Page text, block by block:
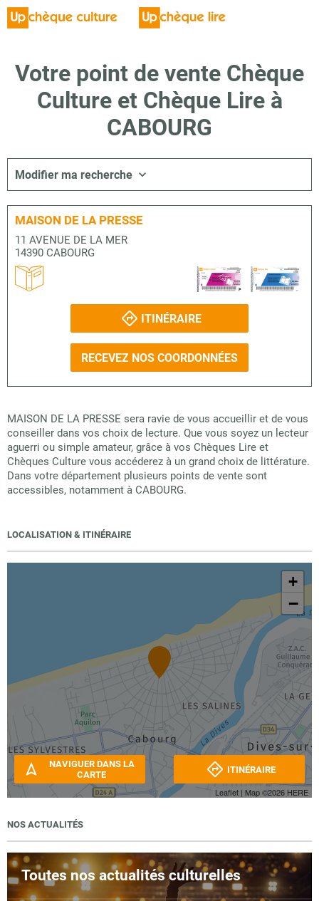
Votre point de vente Chèque
Culture et Chèque Lire à
CABOURG
Modifier ma recherche
MAISON DE LA PRESSE
11 AVENUE DE LA MER
14390 CABOURG
ITINÉRAIRE
RECEVEZ NOS COORDONNÉES
MAISON DE LA PRESSE sera ravie de vous accueillir et de vous
conseiller dans vos choix de lecture. Que vous soyez un lecteur
aguerri ou simple amateur, grâce à vos Chèques Lire et
Chèques Culture vous accéderez à un grand choix de littérature.
Dans votre département plusieurs points de vente sont
accessibles, notamment à CABOURG.
LOCALISATION & ITINÉRAIRE
+
−
Leaflet | Map ©2026 HERE
NAVIGUER DANS LA
CARTE
ITINÉRAIRE
NOS ACTUALITÉS
Toutes nos actualités culturelles